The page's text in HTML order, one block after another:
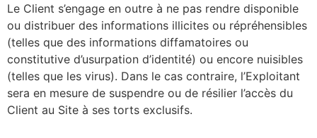
Le Client s’engage en outre à ne pas rendre disponible
ou distribuer des informations illicites ou répréhensibles
(telles que des informations diffamatoires ou
constitutive d’usurpation d’identité) ou encore nuisibles
(telles que les virus). Dans le cas contraire, l’Exploitant
sera en mesure de suspendre ou de résilier l’accès du
Client au Site à ses torts exclusifs.